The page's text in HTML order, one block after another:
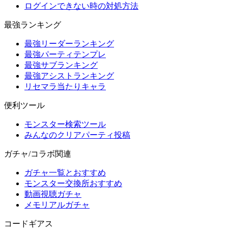
ログインできない時の対処方法
最強ランキング
最強リーダーランキング
最強パーティテンプレ
最強サブランキング
最強アシストランキング
リセマラ当たりキャラ
便利ツール
モンスター検索ツール
みんなのクリアパーティ投稿
ガチャ/コラボ関連
ガチャ一覧とおすすめ
モンスター交換所おすすめ
動画視聴ガチャ
メモリアルガチャ
コードギアス